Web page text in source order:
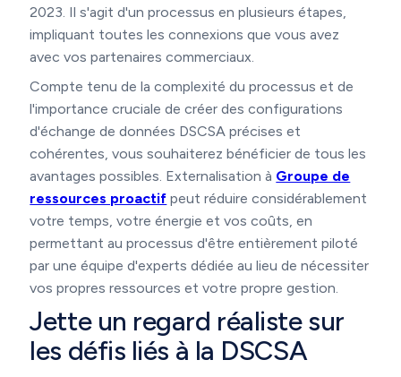
2023. Il s'agit d'un processus en plusieurs étapes,
impliquant toutes les connexions que vous avez
avec vos partenaires commerciaux.
Compte tenu de la complexité du processus et de
l'importance cruciale de créer des configurations
d'échange de données DSCSA précises et
cohérentes, vous souhaiterez bénéficier de tous les
avantages possibles. Externalisation à Groupe de
ressources proactif peut réduire considérablement
votre temps, votre énergie et vos coûts, en
permettant au processus d'être entièrement piloté
par une équipe d'experts dédiée au lieu de nécessiter
vos propres ressources et votre propre gestion.
Jette un regard réaliste sur
les défis liés à la DSCSA